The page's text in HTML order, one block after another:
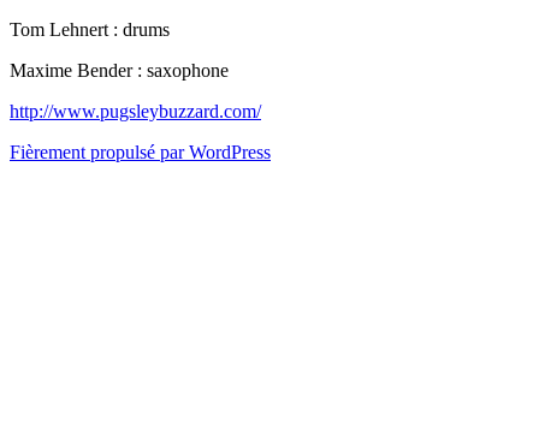
Tom Lehnert : drums
Maxime Bender : saxophone
http://www.pugsleybuzzard.com/
Fièrement propulsé par WordPress